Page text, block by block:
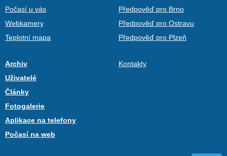
Počasí u vás
Webkamery
Teplotní mapa
Předpověď pro Brno
Předpověď pro Ostravu
Předpověď pro Plzeň
Archiv
Uživatelé
Články
Fotogalerie
Aplikace na telefony
Počasí na web
Kontakty